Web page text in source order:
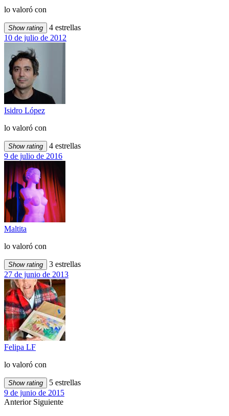
lo valoró con
Show rating
4 estrellas
10 de julio de 2012
Isidro López
lo valoró con
Show rating
4 estrellas
9 de julio de 2016
Maltita
lo valoró con
Show rating
3 estrellas
27 de junio de 2013
Felipa LF
lo valoró con
Show rating
5 estrellas
9 de junio de 2015
Anterior Siguiente